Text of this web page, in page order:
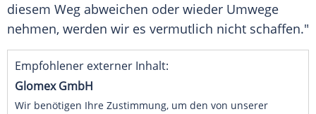
diesem Weg abweichen oder wieder Umwege
nehmen, werden wir es vermutlich nicht schaffen."
Empfohlener externer Inhalt:
Glomex GmbH
Wir benötigen Ihre Zustimmung, um den von unserer